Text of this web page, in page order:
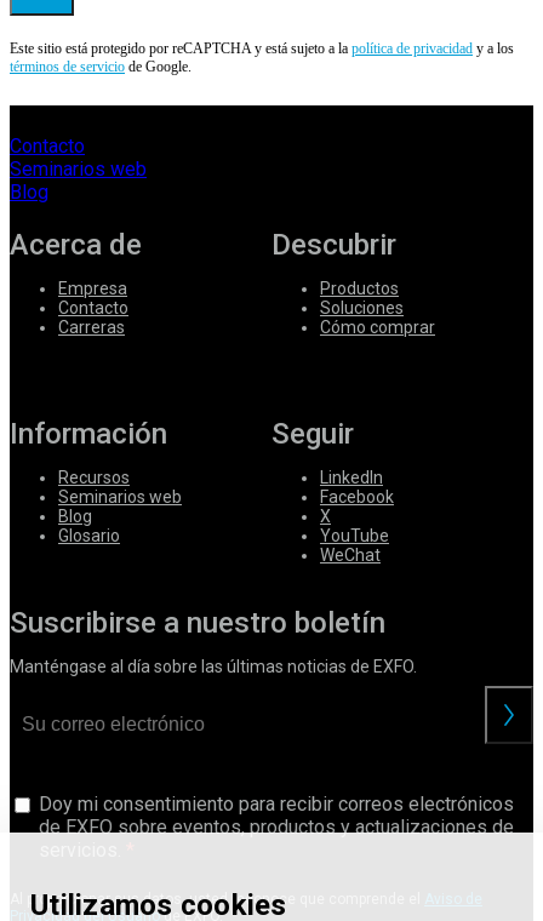
Utilizamos cookies
Este sitio está protegido por reCAPTCHA y está sujeto a la política de privacidad y a los
términos de servicio de Google.
Contacto
Seminarios web
Blog
Acerca de
Empresa
Contacto
Carreras
Descubrir
Productos
Soluciones
Cómo comprar
Información
Recursos
Seminarios web
Blog
Glosario
Seguir
LinkedIn
Facebook
X
YouTube
WeChat
Suscribirse a nuestro boletín
Manténgase al día sobre las últimas noticias de EXFO.
Doy mi consentimiento para recibir correos electrónicos
de EXFO sobre eventos, productos y actualizaciones de
Al proporcionar sus datos, usted reconoce que comprende el
Privacidad del Usuariode EXFO.